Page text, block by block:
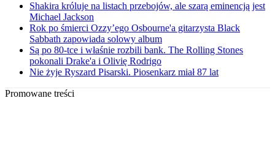
Shakira króluje na listach przebojów, ale szarą eminencją jest
Michael Jackson
Rok po śmierci Ozzy’ego Osbourne'a gitarzysta Black
Sabbath zapowiada solowy album
Są po 80-tce i właśnie rozbili bank. The Rolling Stones
pokonali Drake'a i Olivię Rodrigo
Nie żyje Ryszard Pisarski. Piosenkarz miał 87 lat
Promowane treści